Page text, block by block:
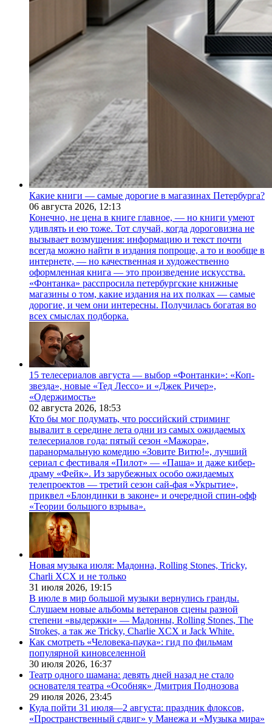
Какие книги — самые дорогие в магазинах Петербурга?
06 августа 2026, 12:13
Конечно, не цена в книге главное, — но книги умеют
удивлять и ею тоже. Тот случай, когда дороговизна не
вызывает возмущения: информацию и текст почти
всегда можно найти в издания попроще, а то и вообще в
интернете, — но качественная и художественно
оформленная книга — это произведение искусства.
«Фонтанка» расспросила петербургские книжные
магазины о том, какие издания на их полках — самые
дорогие, и чем они интересны. Получилась богатая во
всех смыслах подборка.
15 телесериалов августа — выбор «Фонтанки»: «Коп-
звезда», новые «Тед Лессо» и «Джек Ричер»,
«Одержимость»
02 августа 2026, 18:53
Кто бы мог подумать, что российский стриминг
вывалит в середине лета одни из самых ожидаемых
телесериалов года: пятый сезон «Мажора»,
паранормальную комедию «Зовите Витю!», лучший
сериал с фестиваля «Пилот» — «Паша» и даже кибер-
драму «Фейк». Из зарубежных особо ожидаемых
телепроектов — третий сезон сай-фая «Укрытие»,
приквел «Блондинки в законе» и очередной спин-офф
«Теории большого взрыва».
Новая музыка июля: Мадонна, Rolling Stones, Tricky,
Charli XCX и не только
31 июля 2026, 19:15
В июле в мир большой музыки вернулись гранды.
Слушаем новые альбомы ветеранов сцены разной
степени «выдержки» — Мадонны, Rolling Stones, The
Strokes, а так же Tricky, Charlie XCX и Jack White.
Как смотреть «Человека-паука»: гид по фильмам
популярной киновселенной
30 июля 2026, 16:37
Театр одного шамана: девять дней назад не стало
основателя театра «Особняк» Дмитрия Поднозова
29 июля 2026, 23:45
Куда пойти 31 июля—2 августа: праздник флоксов,
«Пространственный сдвиг» у Манежа и «Музыка мира»